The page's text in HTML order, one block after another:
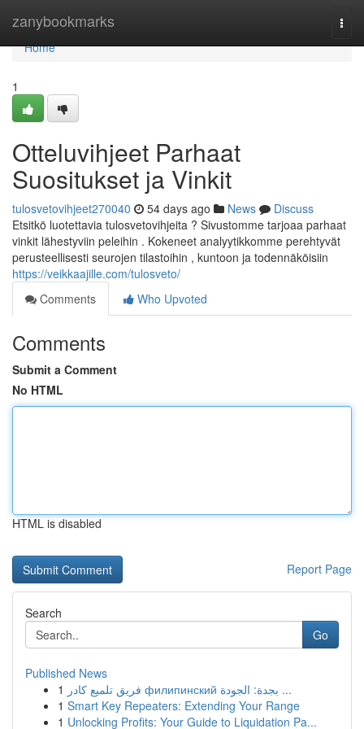
zanybookmarks
Home
Home
1
Otteluvihjeet Parhaat
Suositukset ja Vinkit
tulosvetovihjeet270040 54 days ago News
Discuss
Etsitkö luotettavia tulosvetovihjeita ? Sivustomme tarjoaa parhaat
vinkit lähestyviin peleihin . Kokeneet analyytikkomme perehtyvät
perusteellisesti seurojen tilastoihin , kuntoon ja todennäköisiin
https://veikkaajille.com/tulosveto/
Comments
Who Upvoted
Comments
Submit a Comment
No HTML
HTML is disabled
Report Page
Search
Go
Published News
1
فريق تلميع كادر филипинский بجدة: الجودة ...
1 Smart Key Repeaters: Extending Your Range
1 Unlocking Profits: Your Guide to Liquidation Pa...